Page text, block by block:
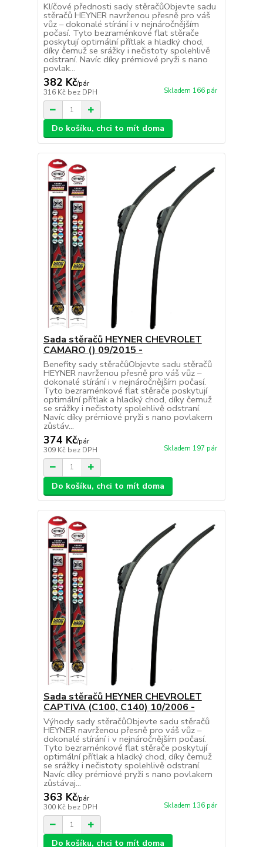
Klíčové přednosti sady stěračůObjevte sadu
stěračů HEYNER navrženou přesně pro váš
vůz – dokonalé stírání i v nejnáročnějším
počasí. Tyto bezraménkové flat stěrače
poskytují optimální přítlak a hladký chod,
díky čemuž se srážky i nečistoty spolehlivě
odstraní. Navíc díky prémiové pryži s nano
povlak...
382 Kč/pár
316 Kč bez DPH Skladem 166 pár
Do košíku, chci to mít doma
Sada stěračů HEYNER CHEVROLET
CAMARO () 09/2015 -
Benefity sady stěračůObjevte sadu stěračů
HEYNER navrženou přesně pro váš vůz –
dokonalé stírání i v nejnáročnějším počasí.
Tyto bezraménkové flat stěrače poskytují
optimální přítlak a hladký chod, díky čemuž
se srážky i nečistoty spolehlivě odstraní.
Navíc díky prémiové pryži s nano povlakem
zůstáv...
374 Kč/pár
309 Kč bez DPH Skladem 197 pár
Do košíku, chci to mít doma
Sada stěračů HEYNER CHEVROLET
CAPTIVA (C100, C140) 10/2006 -
Výhody sady stěračůObjevte sadu stěračů
HEYNER navrženou přesně pro váš vůz –
dokonalé stírání i v nejnáročnějším počasí.
Tyto bezraménkové flat stěrače poskytují
optimální přítlak a hladký chod, díky čemuž
se srážky i nečistoty spolehlivě odstraní.
Navíc díky prémiové pryži s nano povlakem
zůstávaj...
363 Kč/pár
300 Kč bez DPH Skladem 136 pár
Do košíku, chci to mít doma